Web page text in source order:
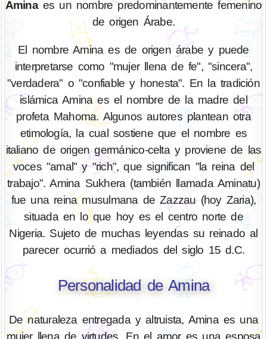
Aminaes un nombre predominantemente femenino
de origen Árabe.
El nombre Amina es de origen árabe y puede
interpretarse como "mujer llena de fe", "sincera",
"verdadera" o "confiable y honesta". En la tradición
islámica Amina es el nombre de la madre del
profeta Mahoma. Algunos autores plantean otra
etimología, la cual sostiene que el nombre es
italiano de origen germánico-celta y proviene de las
voces "amal" y "rich", que significan "la reina del
trabajo". Amina Sukhera (también llamada Aminatu)
fue una reina musulmana de Zazzau (hoy Zaria),
situada en lo que hoy es el centro norte de
Nigeria. Sujeto de muchas leyendas su reinado al
parecer ocurrió a mediados del siglo 15 d.C.
Personalidad de Amina
De naturaleza entregada y altruista, Amina es una